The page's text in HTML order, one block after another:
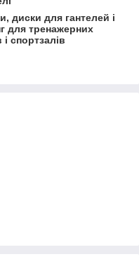
диски для гантелей і
для тренажерних
і спортзалів